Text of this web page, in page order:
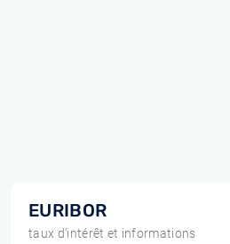
EURIBOR
taux d'intérêt et informations